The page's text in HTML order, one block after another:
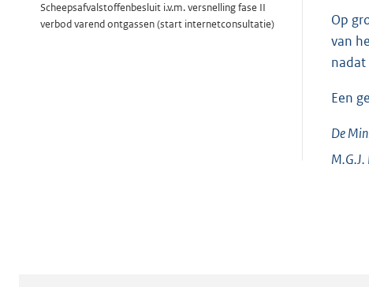
Scheepsafvalstoffenbesluit i.v.m. versnelling fase II
verbod varend ontgassen (start internetconsultatie)
Op
van
nadat
Een
De
M.G.J.